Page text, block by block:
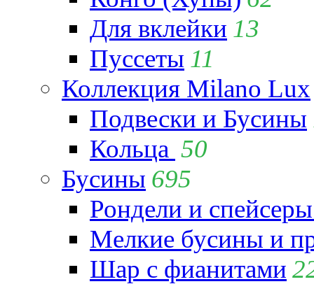
Для вклейки 13
Пуссеты 11
Коллекция Milano Lux
Подвески и Бусины
Кольца 50
Бусины 695
Рондели и
Мелкие бусины и
Шар с фианитами